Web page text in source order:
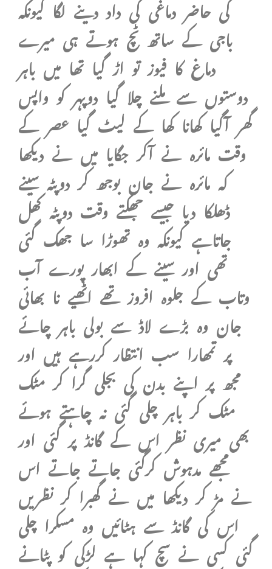
کی حاضر دماغی کی داد دینے لگا کیونکہ
باجی کے ساتھ ٹچ ہوتے ہی میرے
دماغ کا فیوز تو اڑ گیا تھا میں باہر
دوستوں سے ملنے چلا گیا دوپہر کو واپس
گھر آگیا کھانا کھا کے لیٹ گیا عصر کے
وقت مائرہ نے آکر جگایا میں نے دیکھا
کہ مائرہ نے جان بوجھ کر دوپٹہ سینے
ڈھلکا دیا جیسے جھکتے وقت دوپٹہ کھل
جاتاہے کیونکہ وہ تھوڑا سا جھک گئی
تھی اور سینے کے ابھار پورے آب
وتاب کے جلوہ افروز تھے اٹھیے نا بھائی
جان وہ بڑے لاڈ سے بولی باہر چائے
پر تمھارا سب انتظار کررہے ہیں اور
مجھ پر اپنے بدن کی بجلی گرا کر مٹک
مٹک کر باہر چلی گئی نہ چاہتے ہوئے
بھی میری نظر اس کے گانڈ پر گئی اور
مجھے مدہوش کرگئی جاتے جاتے اس
نے مڑ کر دیکھا میں نے گھبرا کر نظریں
اس کی گانڈ سے ہٹائیں وہ مسکرا چلی
گئی کسی نے سچ کہا ہے لڑکی کو پٹانے